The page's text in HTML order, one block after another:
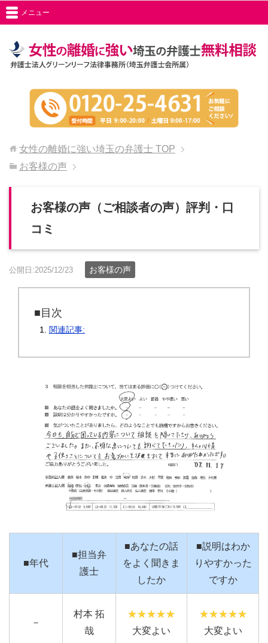
メニュー
女性の離婚に強い埼玉の弁護士 TOP
お客様の声
お客様の声（ご相談者の声）評判・口
コミ
公開日:2025/12/23 お客様の声
■目次
関連記事:
■年代
■担当弁
護士
■あなたの話
をよく聞きま
したか
■説明はわか
りやすかった
ですか
－
村本 拓
哉
大変よい 大変よい